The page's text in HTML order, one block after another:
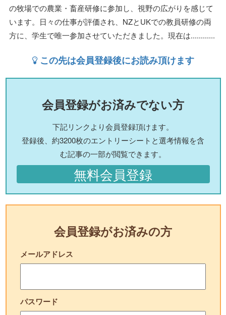
の牧場での農業・畜産研修に参加し、視野の広がりを感じて
います。日々の仕事が評価され、NZとUKでの教員研修の両
方に、学生で唯一参加させていただきました。現在は............
この先は会員登録後にお読み頂けます
会員登録がお済みでない方
下記リンクより会員登録頂けます。
登録後、約3200枚のエントリーシートと選考情報を含
む記事の一部が閲覧できます。
無料会員登録
会員登録がお済みの方
メールアドレス
パスワード